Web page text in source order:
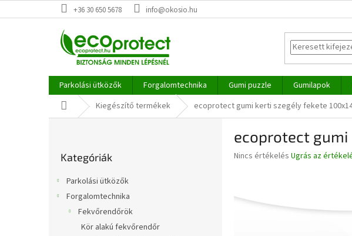
a
+36 30 650 5678 info@okosio.hu
Parkolási ütközők Forgalomtechnika Gumi puzzle Gumilapok
KezdőlapKiegészítő termékek ecoprotect gumi kerti szegély fekete
átugrása
Kategóriák
Parkolási ütközők
Forgalomtechnika
Fekvőrendőrök
Kör alakú fekvőrendőr
ecoprotect gumi
A
5-
Nincs értékelés Ugrás az